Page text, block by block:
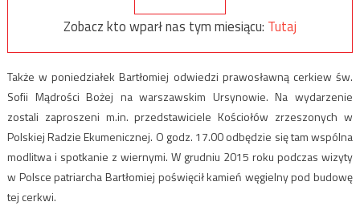
Zobacz kto wparł nas tym miesiącu: Tutaj
Także w poniedziałek Bartłomiej odwiedzi prawosławną cerkiew św.
Sofii Mądrości Bożej na warszawskim Ursynowie. Na wydarzenie
zostali zaproszeni m.in. przedstawiciele Kościołów zrzeszonych w
Polskiej Radzie Ekumenicznej. O godz. 17.00 odbędzie się tam wspólna
modlitwa i spotkanie z wiernymi. W grudniu 2015 roku podczas wizyty
w Polsce patriarcha Bartłomiej poświęcił kamień węgielny pod budowę
tej cerkwi.